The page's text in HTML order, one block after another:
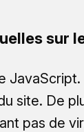
sur
site. De
pas de